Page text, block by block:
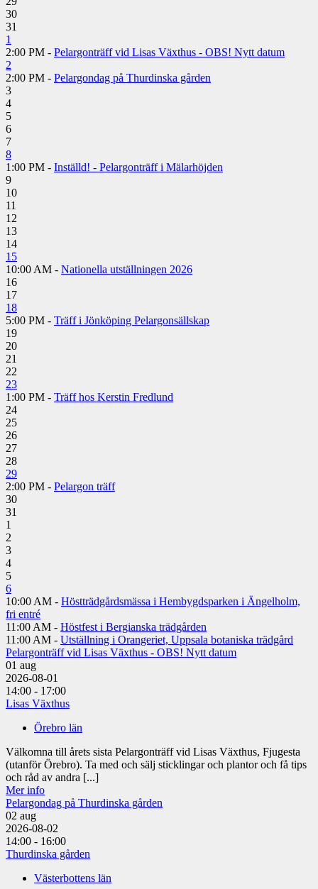
30
31
1
2:00 PM - Pelargonträff vid Lisas Växthus - OBS! Nytt datum
2
2:00 PM - Pelargondag på Thurdinska gården
3
4
5
6
7
8
1:00 PM - Inställd! - Pelargonträff i Mälarhöjden
9
10
11
12
13
14
15
10:00 AM - Nationella utställningen 2026
16
17
18
5:00 PM - Träff i Jönköping Pelargonsällskap
19
20
21
22
23
1:00 PM - Träff hos Kerstin Fredlund
24
25
26
27
28
29
2:00 PM - Pelargon träff
30
31
1
2
3
4
5
6
10:00 AM - Höstträdgårdsmässa i Hembygdsparken i Ängelholm,
fri entré
11:00 AM - Höstfest i Bergianska trädgården
11:00 AM - Utställning i Orangeriet, Uppsala botaniska trädgård
Pelargonträff vid Lisas Växthus - OBS! Nytt datum
01 aug
2026-08-01
14:00 - 17:00
Lisas Växthus
Örebro län
Välkomna till årets sista Pelargonträff vid Lisas Växthus, Fjugesta
(utanför Örebro). Ta med och sälj sticklingar och plantor och få tips
och råd av andra [...]
Mer info
Pelargondag på Thurdinska gården
02 aug
2026-08-02
14:00 - 16:00
Thurdinska gården
Västerbottens län